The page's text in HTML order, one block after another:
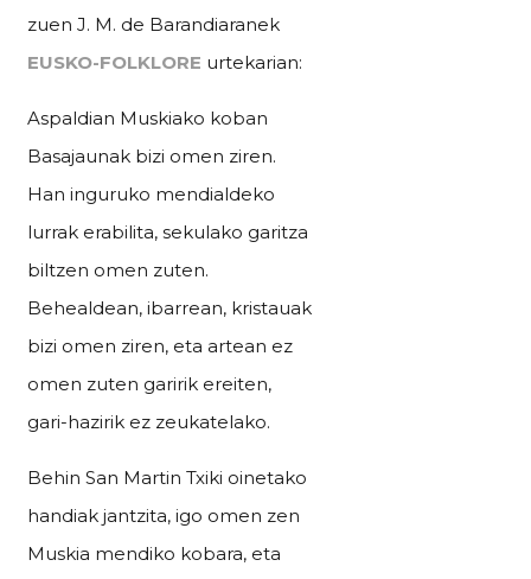
zuen J. M. de Barandiaranek
EUSKO-FOLKLORE urtekarian:
Aspaldian Muskiako koban
Basajaunak bizi omen ziren.
Han inguruko mendialdeko
lurrak erabilita, sekulako garitza
biltzen omen zuten.
Behealdean, ibarrean, kristauak
bizi omen ziren, eta artean ez
omen zuten garirik ereiten,
gari-hazirik ez zeukatelako.
Behin San Martin Txiki oinetako
handiak jantzita, igo omen zen
Muskia mendiko kobara, eta